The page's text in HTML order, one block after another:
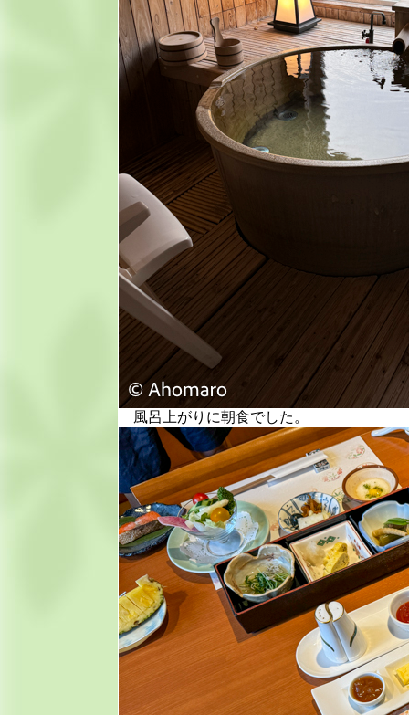
風呂上がりに朝食でした。